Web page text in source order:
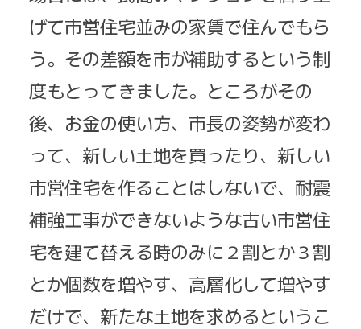
げて市営住宅並みの家賃で住んでもら
う。その差額を市が補助するという制
度もとってきました。ところがその
後、お金の使い方、市長の姿勢が変わ
って、新しい土地を買ったり、新しい
市営住宅を作ることはしないで、耐震
補強工事ができないような古い市営住
宅を建て替える時のみに２割とか３割
とか個数を増やす、高層化して増やす
だけで、新たな土地を求めるというこ